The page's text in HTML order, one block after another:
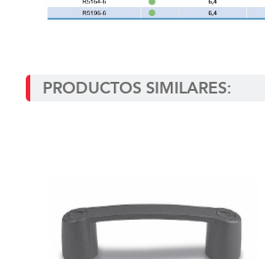
PRODUCTOS SIMILARES: